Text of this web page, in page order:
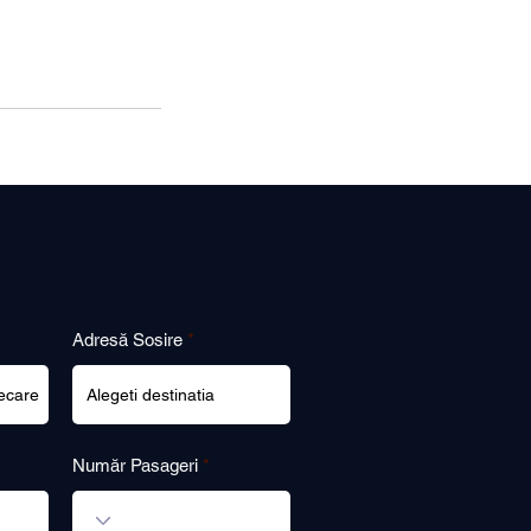
Adresă Sosire
Număr Pasageri